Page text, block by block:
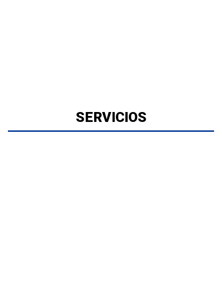
SERVICIOS